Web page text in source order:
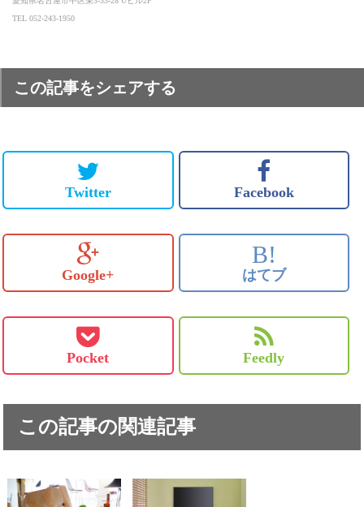
TEL 052-243-1950
この記事をシェアする
Twitter Facebook
Google+
B!
はてブ
Pocket Feedly
この記事の関連記事